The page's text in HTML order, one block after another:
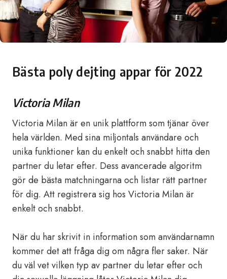
Bästa poly dejting appar för 2022
Victoria Milan
Victoria Milan är en unik plattform som tjänar över
hela världen. Med sina miljontals användare och
unika funktioner kan du enkelt och snabbt hitta den
partner du letar efter. Dess avancerade algoritm
gör de bästa matchningarna och listar rätt partner
för dig. Att registrera sig hos Victoria Milan är
enkelt och snabbt.
När du har skrivit in information som användarnamn
kommer det att fråga dig om några fler saker. När
du väl vet vilken typ av partner du letar efter och